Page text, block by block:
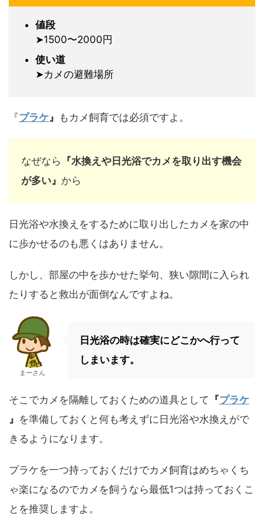
値段
➤1500〜2000円
使い道
➤カメの避難場所
『プラケ』 もカメ飼育では必須ですよ。
なぜなら 『水換えや日光浴でカメを取り出す機会
が多い』 から
日光浴や水換えをするために取り出したカメを家の中
に歩かせるのも悪くはありません。
しかし、部屋の中を歩かせた挙句、狭い隙間に入られ
たりすると救出が面倒なんですよね。
まーさん
日光浴の時は確実にどこかへ行って
しまいます。
そこでカメを隔離しておくための道具として 『プラケ
』 を準備しておくと何も考えずに日光浴や水換えがで
きるようになります。
プラケを一つ持っておくだけでカメ飼育はめちゃくち
ゃ楽になるのでカメを飼うなら最低1つは持っておくこ
とを推奨しますよ。